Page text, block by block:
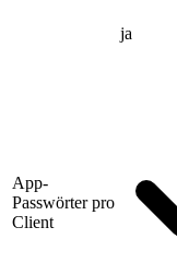
ja
App-
Passwörter pro
Client